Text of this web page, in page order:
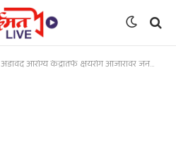
अडावद आरोग्य केंद्रातर्फे क्षयरोग आजारावर जनजागृती